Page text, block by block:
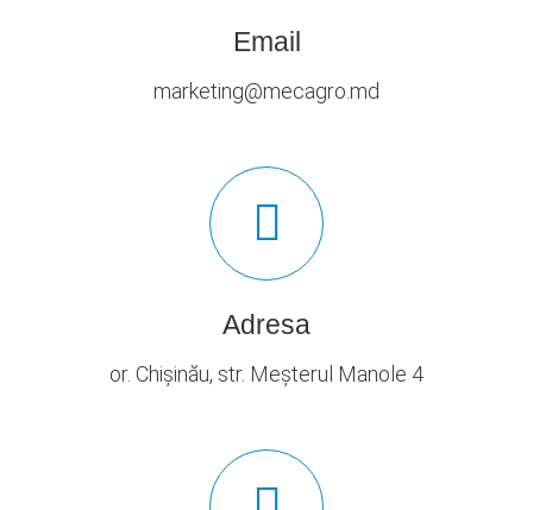
Email
marketing@mecagro.md
Adresa
or. Chișinău, str. Meșterul Manole 4